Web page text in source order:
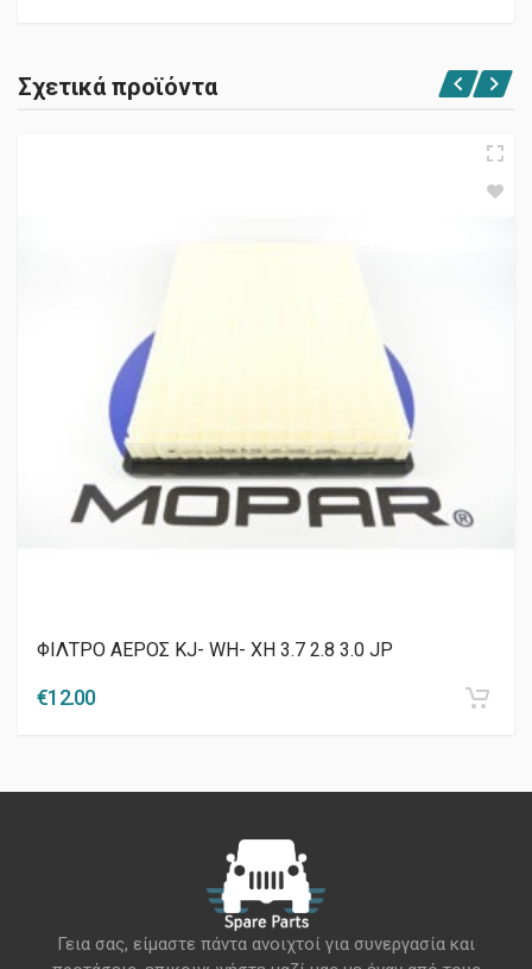
Σχετικά προϊόντα
ΦΙΛΤΡO ΑΕΡΟΣ KJ- WH- XH 3.7 2.8 3.0 JP
€12.00
Γεια σας, είμαστε πάντα ανοιχτοί για συνεργασία και